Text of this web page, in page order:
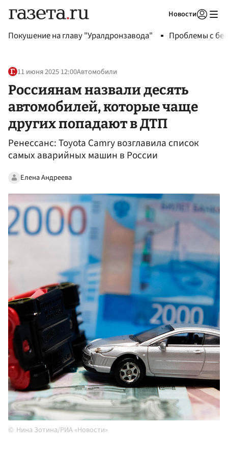
Новости
Покушение на главу "Уралдронзавода" Проблемы с
11 июня 2025 12:00Автомобили
Россиянам назвали десять
автомобилей, которые чаще
других попадают в ДТП
Ренессанс: Toyota Camry возглавила список
самых аварийных машин в России
Елена Андреева
Нина Зотина/РИА «Новости»